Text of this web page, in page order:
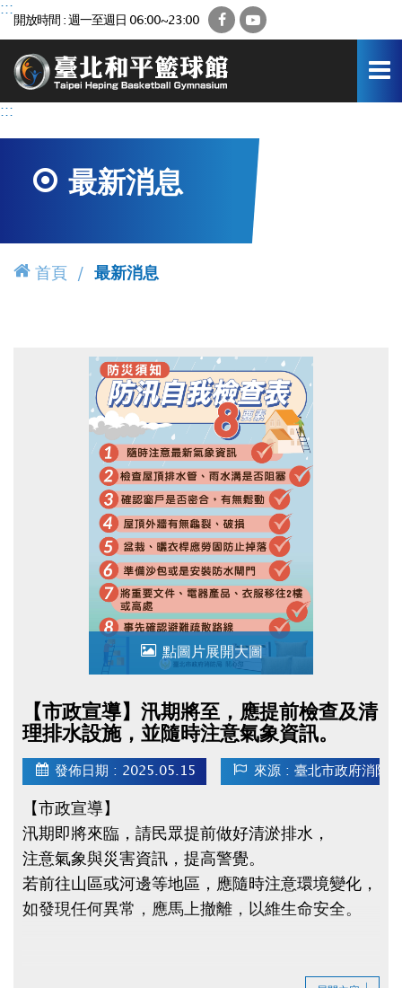
跳
容
:::
開放時間 : 週一至週日 06:00~23:00 FacebookYouTube
:::
最新消息
首頁 最新消息
點圖片展開大圖
【市政宣導】汛期將至，應提前檢查及清
理排水設施，並隨時注意氣象資訊。
發佈日期 : 2025.05.15 來源 : 臺北市政府消防
【市政宣導】
汛期即將來臨，請民眾提前做好清淤排水，
注意氣象與災害資訊，提高警覺。
若前往山區或河邊等地區，應隨時注意環境變化，
如發現任何異常，應馬上撤離，以維生命安全。